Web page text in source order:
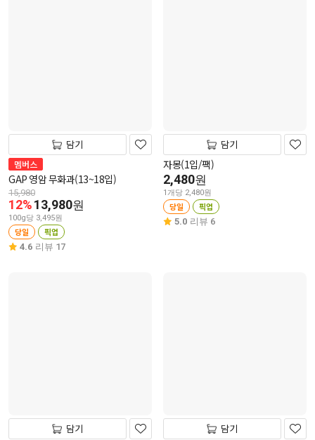
담기
멤버스
GAP 영암 무화과(13~18입)
15,980
12%13,980원
100g당 3,495원
당일 픽업
4.6 리뷰 17
담기
자몽(1입/팩)
2,480원
1개당 2,480원
당일 픽업
5.0 리뷰 6
담기 담기